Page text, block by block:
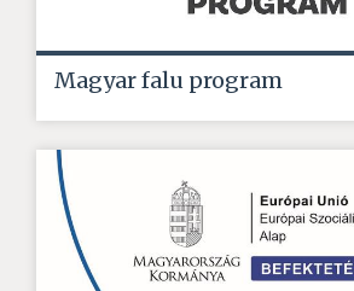
Magyar falu program